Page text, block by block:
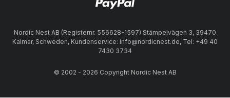
Nordic Nest AB (Registernr. 556628-1597) Stämpelvägen 3, 39470
Kalmar, Schweden, Kundenservice: info@nordicnest.de, Tel: +49 40
7430 3734
© 2002 - 2026 Copyright Nordic Nest AB